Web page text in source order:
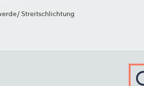
Streitschlichtung